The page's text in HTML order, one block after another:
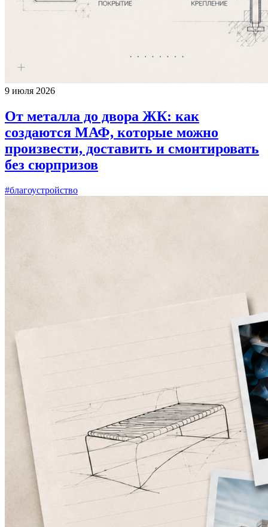
9 июля 2026
От металла до двора ЖК: как
создаются МАФ, которые можно
произвести, доставить и смонтировать
без сюрпризов
#благоустройство